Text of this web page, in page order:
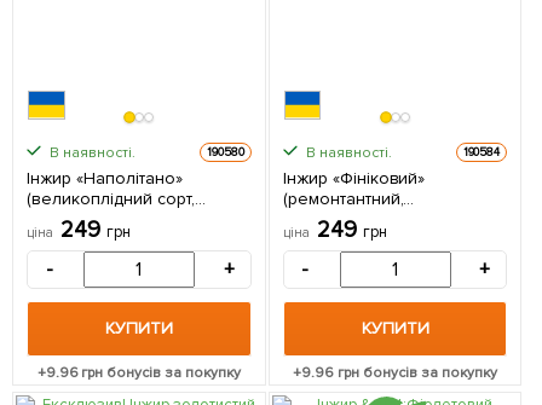
В наявності. 190580
Інжир «Наполітано»
(великоплідний сорт,
середній термін
дозрівання) 1 саджанець в
ціна 249 грн
- +
КУПИТИ
+9.96грн бонусів за покупку
В наявності. 190584
Інжир «Фініковий»
(ремонтантний,
великоплідний,
транспортабельний сорт) 1
саджанець в упаковці
ціна 249 грн
- +
КУПИТИ
+9.96 грн бонусів за покупку